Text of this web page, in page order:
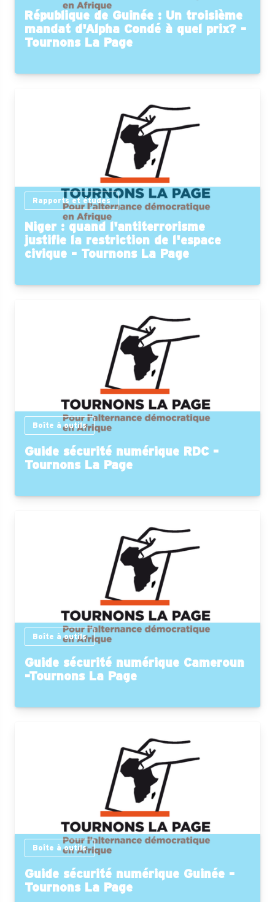
République de Guinée : Un troisième
mandat d'Alpha Condé à quel prix? -
Tournons La Page
Rapports et études
Niger : quand l'antiterrorisme
justifie la restriction de l'espace
civique - Tournons La Page
Boîte à outils
Guide sécurité numérique RDC -
Tournons La Page
Boîte à outils
Guide sécurité numérique Cameroun
-Tournons La Page
Boîte à outils
Guide sécurité numérique Guinée -
Tournons La Page